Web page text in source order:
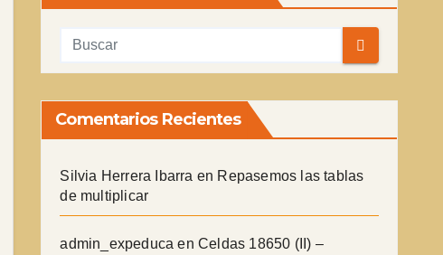
Comentarios Recientes
Silvia Herrera Ibarra en Repasemos las tablas
de multiplicar
admin_expeduca en Celdas 18650 (II) –